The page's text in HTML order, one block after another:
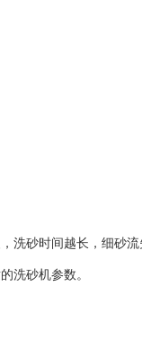
洗砂时间越长，细砂
洗砂机参数。